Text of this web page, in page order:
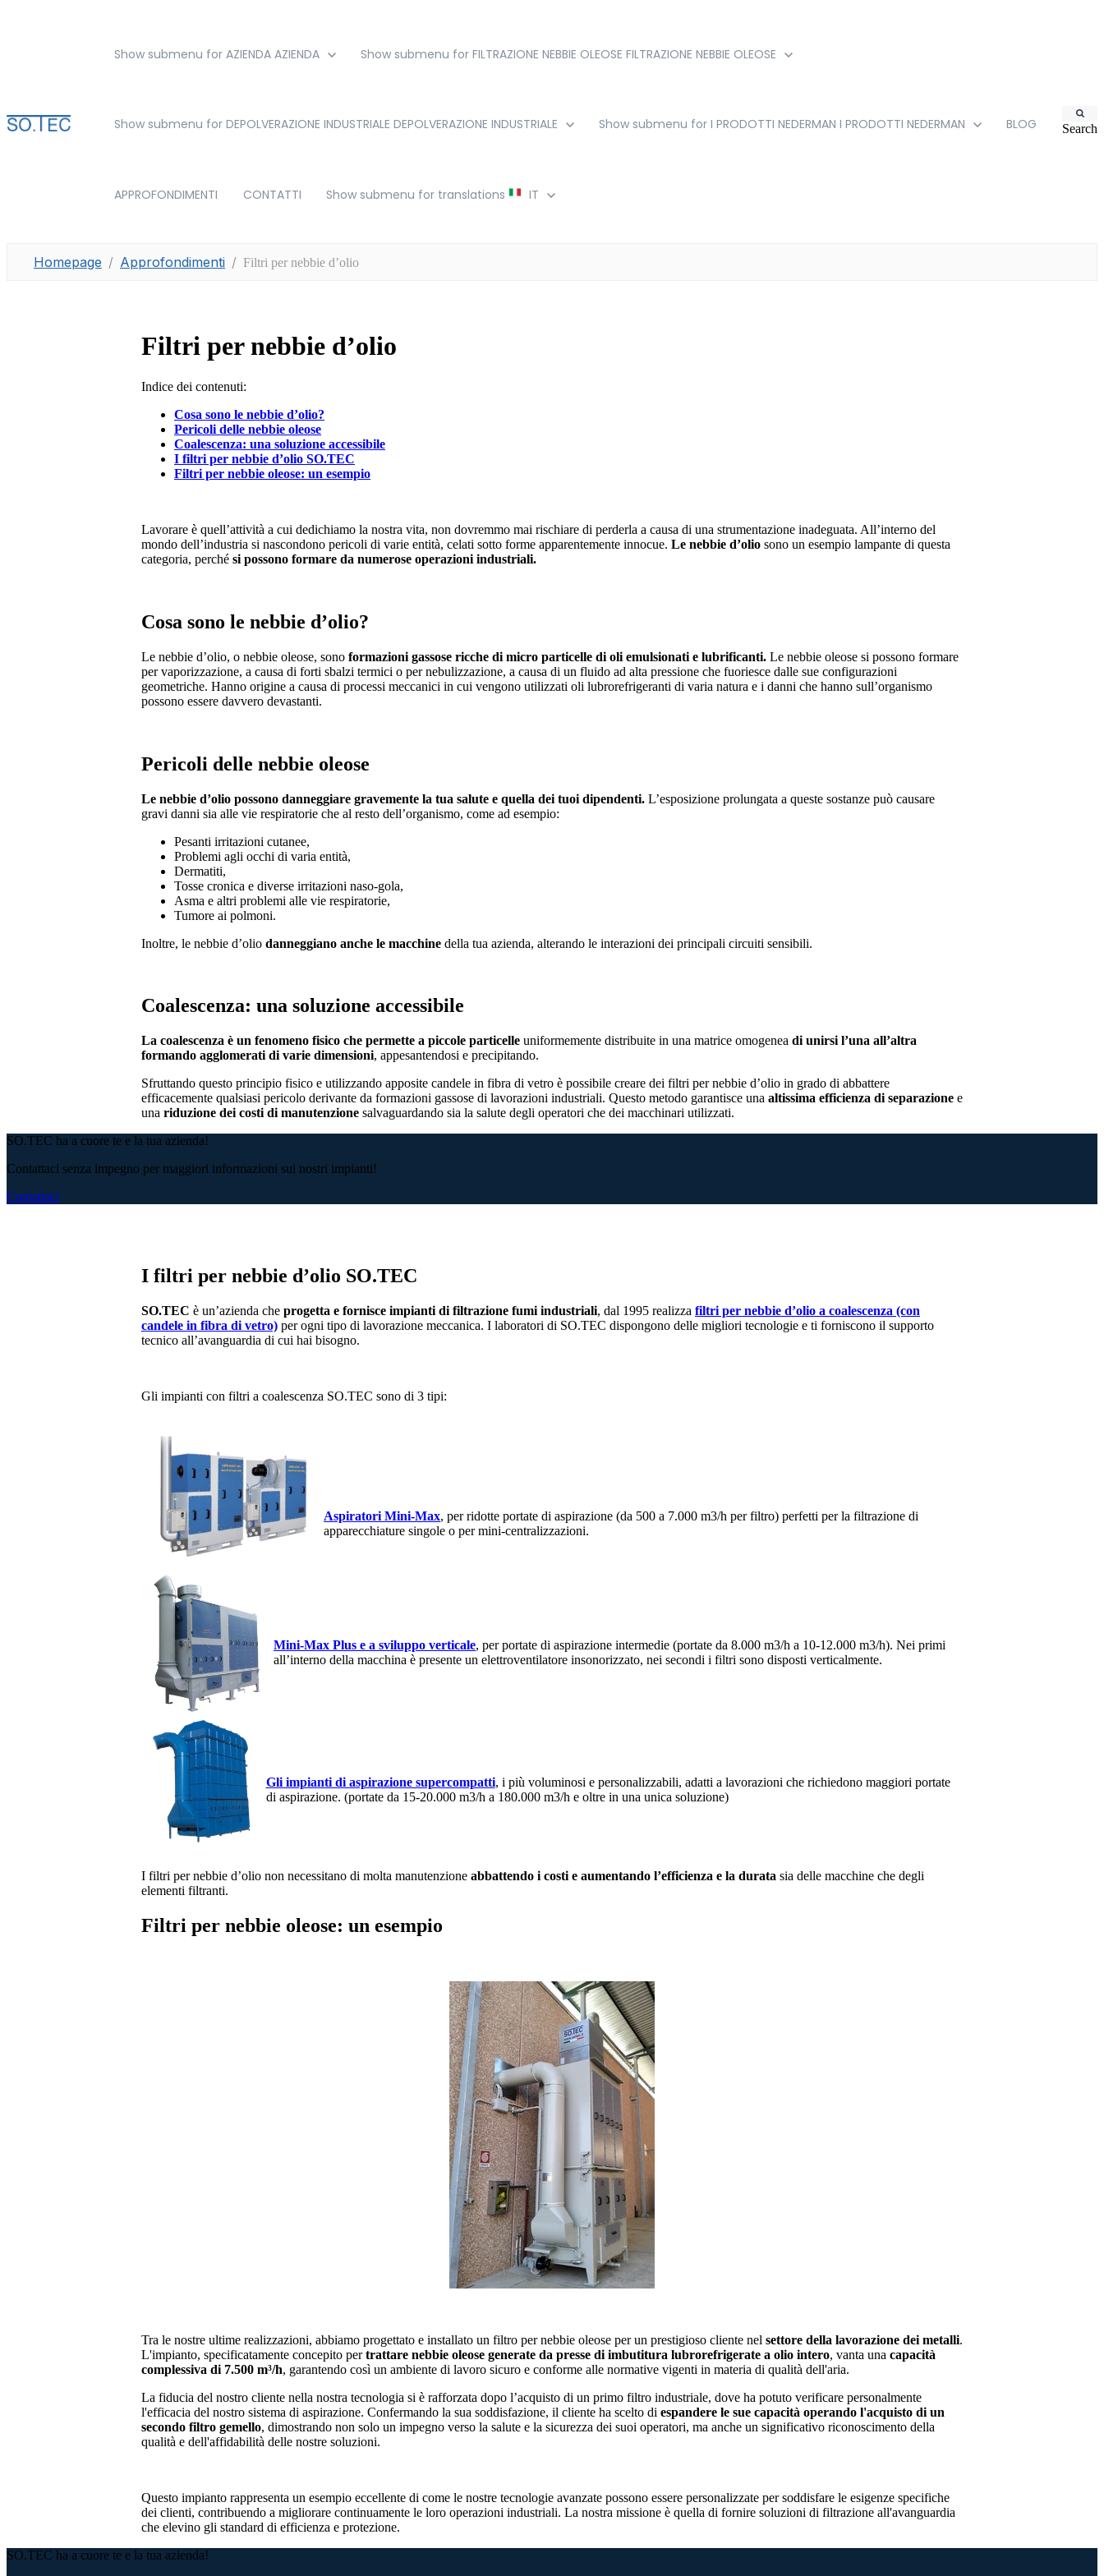
Show submenu for AZIENDA AZIENDA Show submenu for FILTRAZIONE NEBBIE OLEOSE FILTRAZIONE NEBBIE OLEOSE
Show submenu for DEPOLVERAZIONE INDUSTRIALE DEPOLVERAZIONE INDUSTRIALE Show submenu for I PRODOTTI NEDERMAN I PRODOTTI NEDERMAN BLOG
APPROFONDIMENTI CONTATTI Show submenu for translations IT
Search
Homepage Approfondimenti Filtri per nebbie d’olio
Filtri per nebbie d’olio
Indice dei contenuti:
Cosa sono le nebbie d’olio?
Pericoli delle nebbie oleose
Coalescenza: una soluzione accessibile
I filtri per nebbie d’olio SO.TEC
Filtri per nebbie oleose: un esempio
Lavorare è quell’attività a cui dedichiamo la nostra vita, non dovremmo mai rischiare di perderla a causa di una strumentazione inadeguata. All’interno del
mondo dell’industria si nascondono pericoli di varie entità, celati sotto forme apparentemente innocue. Le nebbie d’olio sono un esempio lampante di questa
categoria, perché si possono formare da numerose operazioni industriali.
Cosa sono le nebbie d’olio?
Le nebbie d’olio, o nebbie oleose, sono formazioni gassose ricche di micro particelle di oli emulsionati e lubrificanti. Le nebbie oleose si possono formare
per vaporizzazione, a causa di forti sbalzi termici o per nebulizzazione, a causa di un fluido ad alta pressione che fuoriesce dalle sue configurazioni
geometriche. Hanno origine a causa di processi meccanici in cui vengono utilizzati oli lubrorefrigeranti di varia natura e i danni che hanno sull’organismo
possono essere davvero devastanti.
Pericoli delle nebbie oleose
Le nebbie d’olio possono danneggiare gravemente la tua salute e quella dei tuoi dipendenti. L’esposizione prolungata a queste sostanze può causare
gravi danni sia alle vie respiratorie che al resto dell’organismo, come ad esempio:
Pesanti irritazioni cutanee,
Problemi agli occhi di varia entità,
Dermatiti,
Tosse cronica e diverse irritazioni naso-gola,
Asma e altri problemi alle vie respiratorie,
Tumore ai polmoni.
Inoltre, le nebbie d’olio danneggiano anche le macchine della tua azienda, alterando le interazioni dei principali circuiti sensibili.
Coalescenza: una soluzione accessibile
La coalescenza è un fenomeno fisico che permette a piccole particelle uniformemente distribuite in una matrice omogenea di unirsi l’una all’altra
formando agglomerati di varie dimensioni, appesantendosi e precipitando.
Sfruttando questo principio fisico e utilizzando apposite candele in fibra di vetro è possibile creare dei filtri per nebbie d’olio in grado di abbattere
efficacemente qualsiasi pericolo derivante da formazioni gassose di lavorazioni industriali. Questo metodo garantisce una altissima efficienza di separazione e
una riduzione dei costi di manutenzione salvaguardando sia la salute degli operatori che dei macchinari utilizzati.
SO.TEC ha a cuore te e la tua azienda!
Contattaci senza impegno per maggiori informazioni sui nostri impianti!
Contattaci
I filtri per nebbie d’olio SO.TEC
SO.TEC è un’azienda che progetta e fornisce impianti di filtrazione fumi industriali, dal 1995 realizza filtri per nebbie d’olio a coalescenza (con
candele in fibra di vetro) per ogni tipo di lavorazione meccanica. I laboratori di SO.TEC dispongono delle migliori tecnologie e ti forniscono il supporto
tecnico all’avanguardia di cui hai bisogno.
Gli impianti con filtri a coalescenza SO.TEC sono di 3 tipi:
Aspiratori Mini-Max, per ridotte portate di aspirazione (da 500 a 7.000 m3/h per filtro) perfetti per la filtrazione di
apparecchiature singole o per mini-centralizzazioni.
Mini-Max Plus e a sviluppo verticale, per portate di aspirazione intermedie (portate da 8.000 m3/h a 10-12.000 m3/h). Nei primi
all’interno della macchina è presente un elettroventilatore insonorizzato, nei secondi i filtri sono disposti verticalmente.
Gli impianti di aspirazione supercompatti, i più voluminosi e personalizzabili, adatti a lavorazioni che richiedono maggiori portate
di aspirazione. (portate da 15-20.000 m3/h a 180.000 m3/h e oltre in una unica soluzione)
I filtri per nebbie d’olio non necessitano di molta manutenzione abbattendo i costi e aumentando l’efficienza e la durata sia delle macchine che degli
elementi filtranti.
Filtri per nebbie oleose: un esempio
Tra le nostre ultime realizzazioni, abbiamo progettato e installato un filtro per nebbie oleose per un prestigioso cliente nel settore della lavorazione dei metalli.
L'impianto, specificatamente concepito per trattare nebbie oleose generate da presse di imbutitura lubrorefrigerate a olio intero, vanta una capacità
complessiva di 7.500 m³/h, garantendo così un ambiente di lavoro sicuro e conforme alle normative vigenti in materia di qualità dell'aria.
La fiducia del nostro cliente nella nostra tecnologia si è rafforzata dopo l’acquisto di un primo filtro industriale, dove ha potuto verificare personalmente
l'efficacia del nostro sistema di aspirazione. Confermando la sua soddisfazione, il cliente ha scelto di espandere le sue capacità operando l'acquisto di un
secondo filtro gemello, dimostrando non solo un impegno verso la salute e la sicurezza dei suoi operatori, ma anche un significativo riconoscimento della
qualità e dell'affidabilità delle nostre soluzioni.
Questo impianto rappresenta un esempio eccellente di come le nostre tecnologie avanzate possono essere personalizzate per soddisfare le esigenze specifiche
dei clienti, contribuendo a migliorare continuamente le loro operazioni industriali. La nostra missione è quella di fornire soluzioni di filtrazione all'avanguardia
che elevino gli standard di efficienza e protezione.
SO.TEC ha a cuore te e la tua azienda!